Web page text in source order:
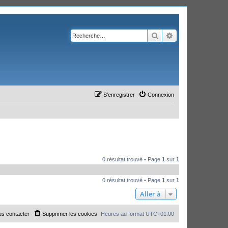
Rechercher
Connexion
S’enregistrer
0 résultat trouvé • Page 1 sur 1
0 résultat trouvé • Page 1 sur 1
Aller à
Heures au format UTC+01:00
Supprimer les cookies
contacter